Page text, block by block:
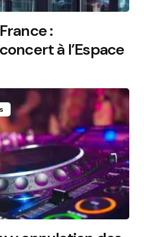
:
concert à l’Espace